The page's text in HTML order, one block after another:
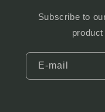
Subscribe to
E‑mail